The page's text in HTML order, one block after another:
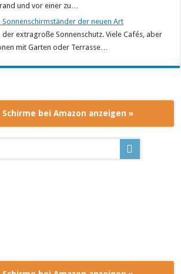
und vor einer zu…
der neuen Art
extragroße Sonnenschutz. Viele Cafés, aber
mit Garten oder Terrasse…
bei Amazon anzeigen »